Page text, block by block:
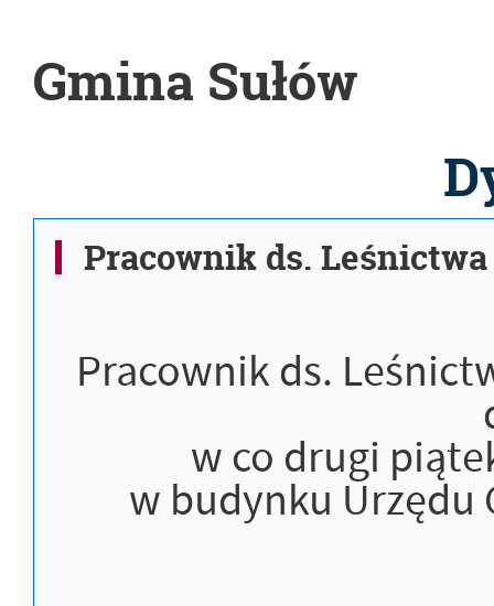
Gmina Sułów
Pracownik ds. Leśnictwa
Pracownik ds.
w co drugi
w budynku Urzędu